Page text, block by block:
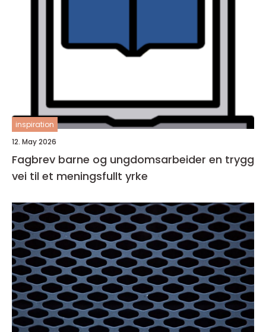
inspiration
12. May 2026
Fagbrev barne og ungdomsarbeider en trygg
vei til et meningsfullt yrke